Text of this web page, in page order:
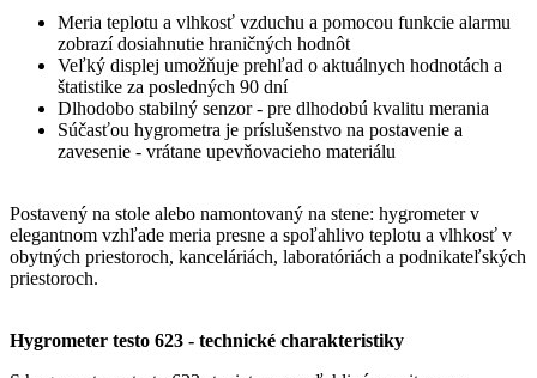
Meria teplotu a vlhkosť vzduchu a pomocou funkcie alarmu
zobrazí dosiahnutie hraničných hodnôt
Veľký displej umožňuje prehľad o aktuálnych hodnotách a
štatistike za posledných 90 dní
Dlhodobo stabilný senzor - pre dlhodobú kvalitu merania
Súčasťou hygrometra je príslušenstvo na postavenie a
zavesenie - vrátane upevňovacieho materiálu
Postavený na stole alebo namontovaný na stene: hygrometer v
elegantnom vzhľade meria presne a spoľahlivo teplotu a vlhkosť v
obytných priestoroch, kanceláriách, laboratóriách a podnikateľských
priestoroch.
Hygrometer testo 623 - technické charakteristiky